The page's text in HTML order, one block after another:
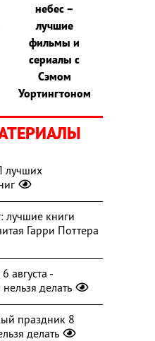
небес –
лучшие
фильмы и
сериалы с
Сэмом
Уортингтоном
лучших
лучшие книги
Гарри Поттера
августа -
делать
праздник 8
делать